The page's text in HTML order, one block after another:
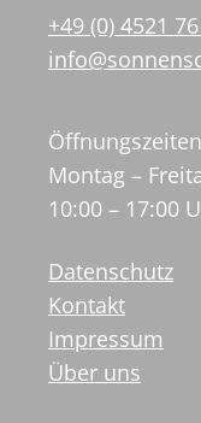
+49 (0) 4521
Öffnungszeiten
Montag –
10:00 – 17:00
Datenschutz
Kontakt
Impressum
Über uns